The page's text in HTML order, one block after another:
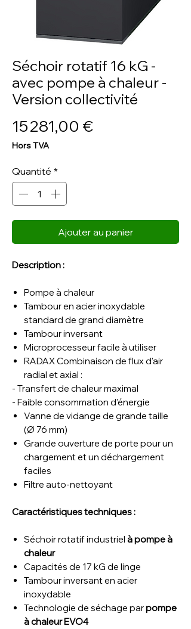
Séchoir rotatif 16 kG -
avec pompe à chaleur -
Version collectivité
15 281,00 €Prix
Hors TVA
Quantité *
Ajouter au panier
Description :
Pompe à chaleur
Tambour en acier inoxydable
standard de grand diamètre
Tambour inversant
Microprocesseur facile à utiliser
RADAX Combinaison de flux d'air
radial et axial :
- Transfert de chaleur maximal
- Faible consommation d'énergie
Vanne de vidange de grande taille
(Ø 76 mm)
Grande ouverture de porte pour un
chargement et un déchargement
faciles
Filtre auto-nettoyant
Caractéristiques techniques :
Séchoir rotatif industriel à pompe à
chaleur
Capacités de 17 kG de linge
Tambour inversant en acier
inoxydable
Technologie de séchage parpompe
à chaleur EVO4